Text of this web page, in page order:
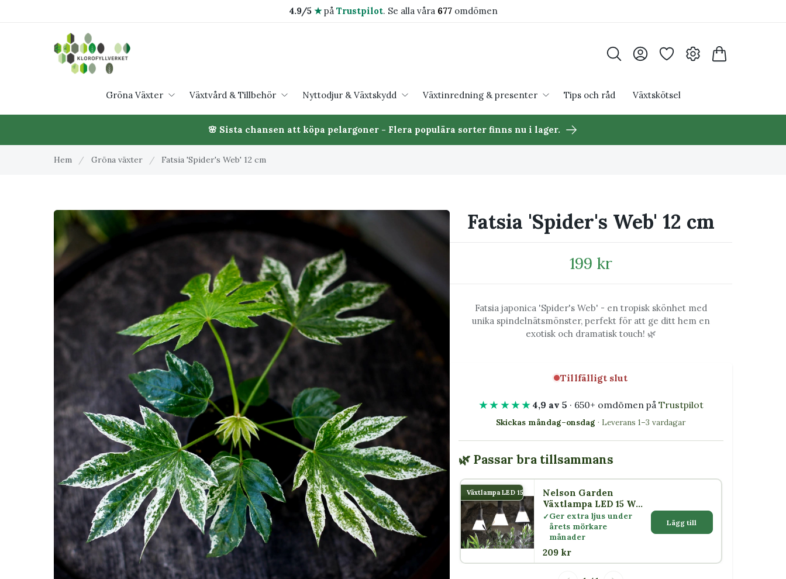
4.9/5 ★på Trustpilot. Se alla våra 677omdömen
Gröna Växter Växtvård & Tillbehör Nyttodjur & Växtskydd Växtinredning & presenter Tips och råd Växtskötsel
🌸 Sista chansen att köpa pelargoner - Flera populära sorter finns nu i lager.
Hem / Gröna växter / Fatsia 'Spider's Web' 12 cm
Fatsia 'Spider's Web' 12 cm
199 kr
Fatsia japonica 'Spider's Web' - en tropisk skönhet med
unika spindelnätsmönster, perfekt för att ge ditt hem en
exotisk och dramatisk touch! 🌿
Tillfälligt slut
★★★★★ 4,9 av 5 · 650+ omdömen på Trustpilot
Skickas måndag–onsdag · Leverans 1–3 vardagar
🌿 Passar bra tillsammans
Växtlampa LED 15 W
Nelson Garden
Växtlampa LED 15 W
med skärm E27
Ger extra ljus under
årets mörkare
månader
209 kr
Lägg till